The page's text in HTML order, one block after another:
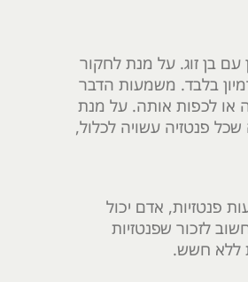
עם בן זוג. על מנת לחקור
בלבד. משמעות הדבר
או לכפות אותה. על מנת
פנטזיה עשויה לכלול,
פנטזיות, אדם יכול
לזכור שפנטזיות
ללא חשש.